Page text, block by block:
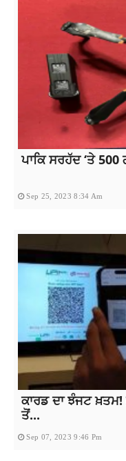
ਪਾਕਿ ਸਰਹੱਦ ‘ਤੇ
Sep 25, 2023 8:34 Am
ਕਾਰਡ ਦਾ ਝੰਜਟ ਖ਼ਤਮ!
ਤੋਂ...
Sep 07, 2023 9:46 Pm